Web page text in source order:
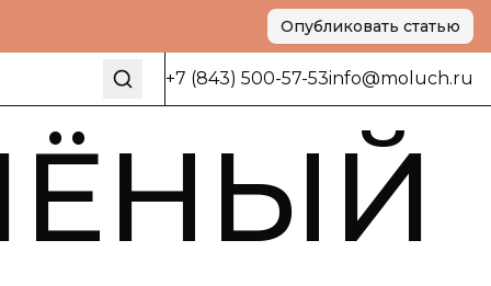
Опубликовать статью
+7 (843) 500-57-53info@moluch.ru